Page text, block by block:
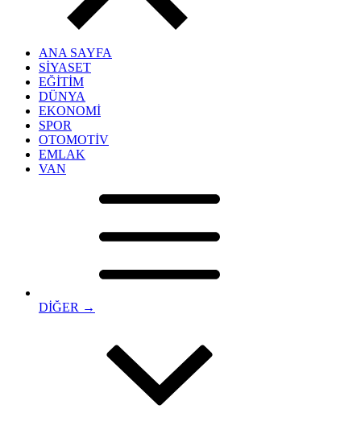
ANA SAYFA
SİYASET
EĞİTİM
DÜNYA
EKONOMİ
SPOR
OTOMOTİV
EMLAK
VAN
DİĞER →